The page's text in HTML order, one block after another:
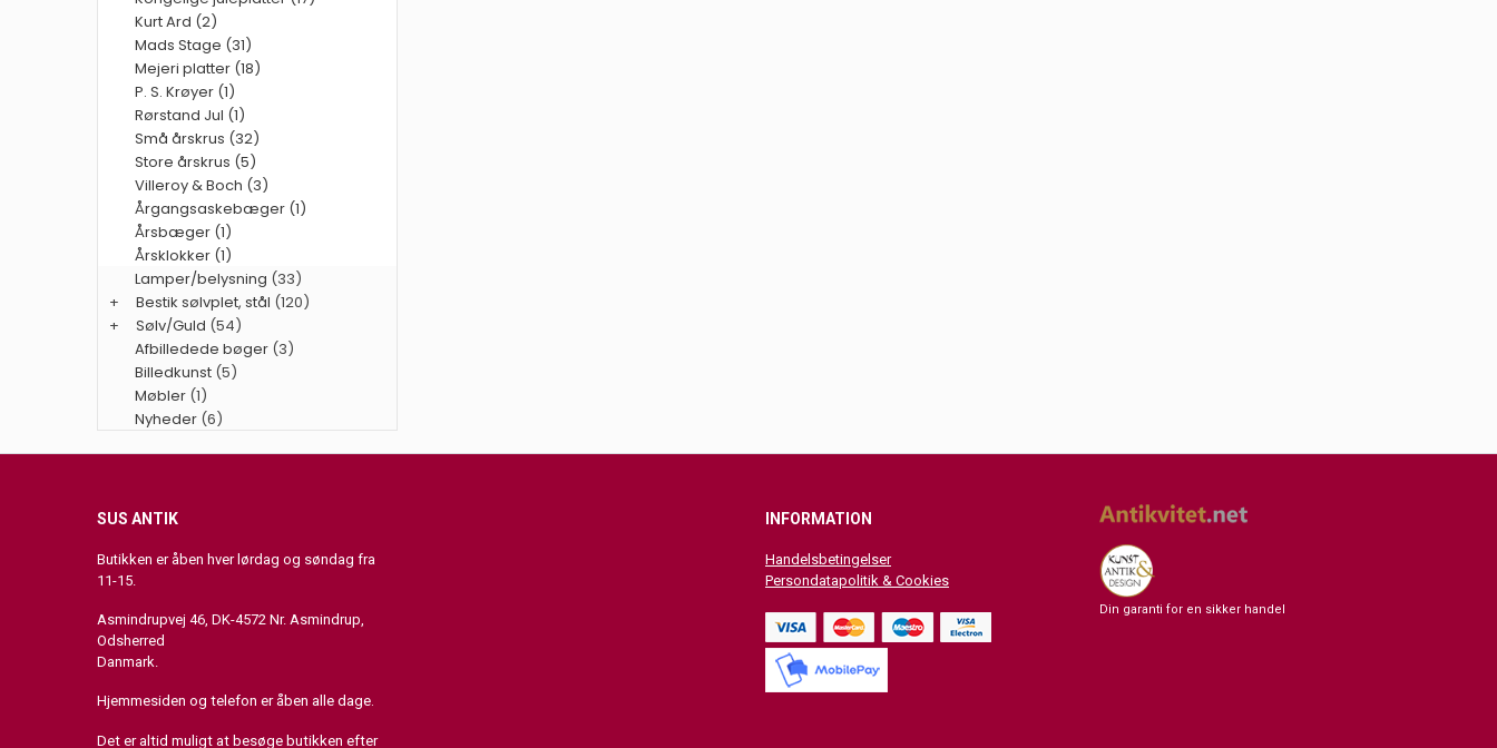
Kurt Ard (2)
Mads Stage (31)
Mejeri platter (18)
P. S. Krøyer (1)
Rørstand Jul (1)
Små årskrus (32)
Store årskrus (5)
Villeroy & Boch (3)
Årgangsaskebæger (1)
Årsbæger (1)
Årsklokker (1)
Lamper/belysning (33)
+
Bestik sølvplet, stål (120)
+
Sølv/Guld (54)
Afbilledede bøger (3)
Billedkunst (5)
Møbler (1)
Nyheder (6)
SUS ANTIK
Butikken er åben hver lørdag og søndag fra
11-15.
Asmindrupvej 46, DK-4572 Nr. Asmindrup,
Odsherred
Danmark.
Hjemmesiden og telefon er åben alle dage.
Det er altid muligt at besøge butikken efter
INFORMATION
Handelsbetingelser
Persondatapolitik & Cookies
Din garanti for en sikker handel